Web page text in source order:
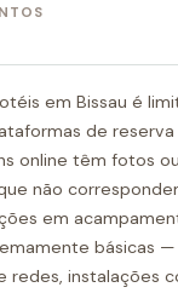
em Bissau é
de reserva
online têm fotos
não
em
básicas —
instalações